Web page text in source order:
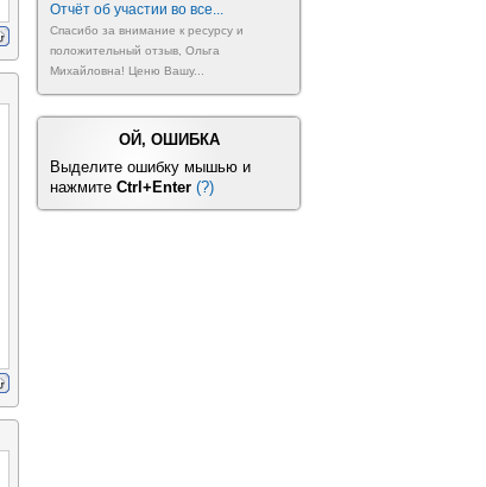
Отчёт об участии во все...
Спасибо за внимание к ресурсу и
положительный отзыв, Ольга
Михайловна! Ценю Вашу...
ОЙ, ОШИБКА
Выделите ошибку мышью и
нажмите Ctrl+Enter (?)